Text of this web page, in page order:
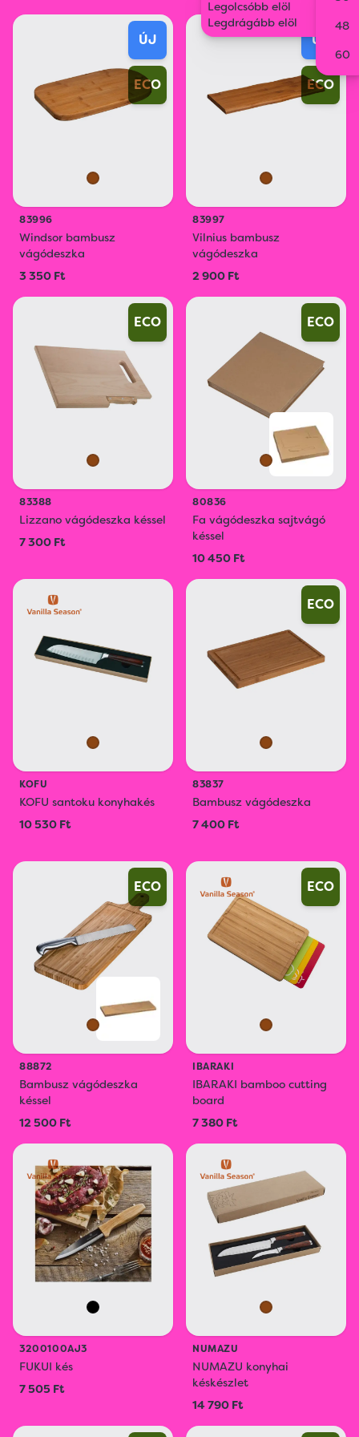
Legolcsóbb elöl
Legdrágább elöl
48
60
ÚJ
ECO
83996
Windsor bambusz
vágódeszka
3 350 Ft
ÚJ
ECO
83997
Vilnius bambusz
vágódeszka
2 900 Ft
ECO
83388
Lizzano vágódeszka késsel
7 300 Ft
ECO
80836
Fa vágódeszka sajtvágó
késsel
10 450 Ft
KOFU
KOFU santoku konyhakés
10 530 Ft
ECO
83837
Bambusz vágódeszka
7 400 Ft
ECO
88872
Bambusz vágódeszka
késsel
12 500 Ft
ECO
IBARAKI
IBARAKI bamboo cutting
board
7 380 Ft
3200100AJ3
FUKUI kés
7 505 Ft
NUMAZU
NUMAZU konyhai
késkészlet
14 790 Ft